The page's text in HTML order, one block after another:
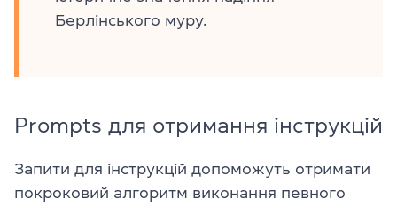
Берлінського муру.
Prompts для отримання інструкцій
Запити для інструкцій допоможуть отримати
покроковий алгоритм виконання певного